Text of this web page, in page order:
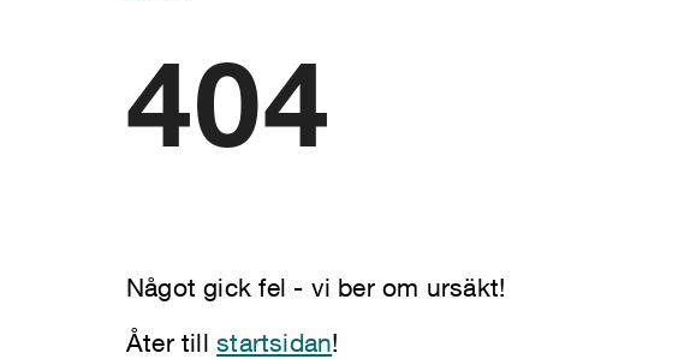
404
Något gick fel - vi ber om ursäkt!
Åter tillstartsidan!